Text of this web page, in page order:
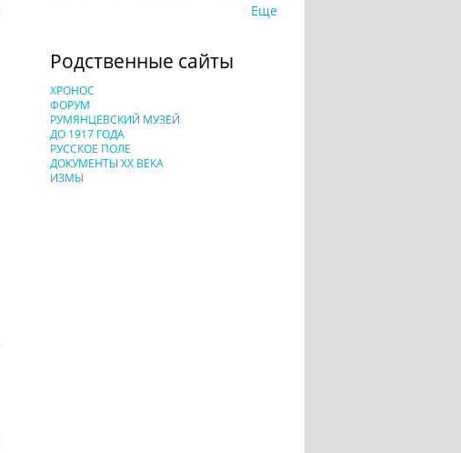
Еще
Родственные сайты
ХРОНОС
ФОРУМ
РУМЯНЦЕВСКИЙ МУЗЕЙ
ДО 1917 ГОДА
РУССКОЕ ПОЛЕ
ДОКУМЕНТЫ XX ВЕКА
ИЗМЫ